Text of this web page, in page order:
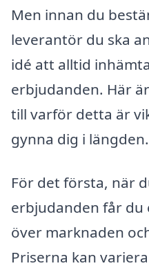
Men innan du
leverantör du ska
idé att alltid
erbjudanden. Här
till varför detta är
gynna dig i längden.
För det första, när
erbjudanden får du
över marknaden
Priserna kan